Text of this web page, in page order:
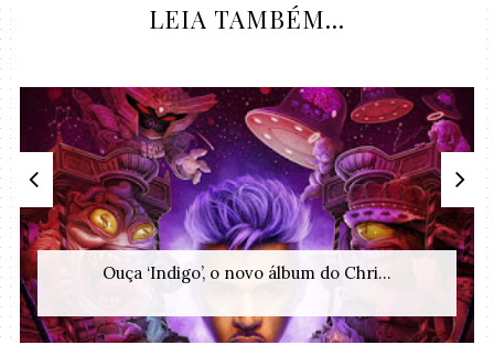
LEIA TAMBÉM...
Ouça ‘Indigo’, o novo álbum do Chri...